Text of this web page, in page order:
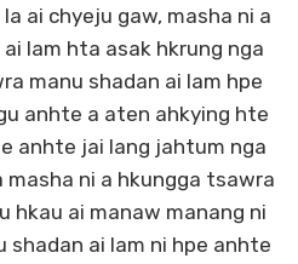
ai chyeju gaw, masha ni a
lam hta asak hkrung nga
manu shadan ai lam hpe
anhte a aten ahkying hte
anhte jai lang jahtum nga
ni a hkungga tsawra
hkau ai manaw manang ni
shadan ai lam ni hpe anhte